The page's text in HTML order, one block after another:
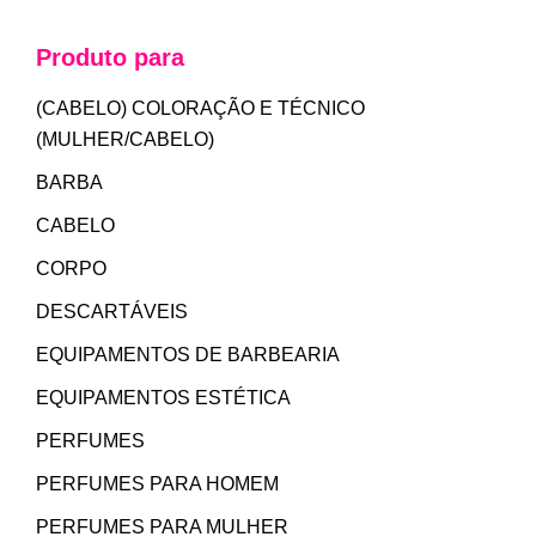
Produto para
(CABELO) COLORAÇÃO E TÉCNICO
(MULHER/CABELO)
BARBA
CABELO
CORPO
DESCARTÁVEIS
EQUIPAMENTOS DE BARBEARIA
EQUIPAMENTOS ESTÉTICA
PERFUMES
PERFUMES PARA HOMEM
PERFUMES PARA MULHER